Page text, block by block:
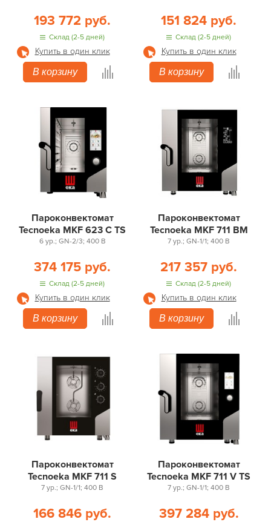
193 772 руб.
Склад (2-5 дней)
Купить в один клик
В корзину
151 824 руб.
Склад (2-5 дней)
Купить в один клик
В корзину
Пароконвектомат
Tecnoeka MKF 623 C TS
6 ур.; GN-2/3; 400 В
374 175 руб.
Склад (2-5 дней)
Купить в один клик
В корзину
Пароконвектомат
Tecnoeka MKF 711 BM
7 ур.; GN-1/1; 400 В
217 357 руб.
Склад (2-5 дней)
Купить в один клик
В корзину
Пароконвектомат
Tecnoeka MKF 711 S
7 ур.; GN-1/1; 400 В
166 846 руб.
Пароконвектомат
Tecnoeka MKF 711 V TS
7 ур.; GN-1/1; 400 В
397 284 руб.